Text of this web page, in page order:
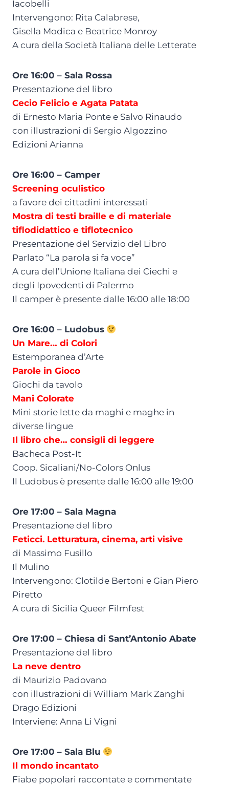
Iacobelli
Intervengono: Rita Calabrese,
Gisella Modica e Beatrice Monroy
A cura della Società Italiana delle Letterate
Ore 16:00 – Sala Rossa
Presentazione del libro
Cecio Felicio e Agata Patata
di Ernesto Maria Ponte e Salvo Rinaudo
con illustrazioni di Sergio Algozzino
Edizioni Arianna
Ore 16:00 – Camper
Screening oculistico
a favore dei cittadini interessati
Mostra di testi braille e di materiale
tiflodidattico e tiflotecnico
Presentazione del Servizio del Libro
Parlato “La parola si fa voce”
A cura dell’Unione Italiana dei Ciechi e
degli Ipovedenti di Palermo
Il camper è presente dalle 16:00 alle 18:00
Ore 16:00 – Ludobus
Un Mare… di Colori
Estemporanea d’Arte
Parole in Gioco
Giochi da tavolo
Mani Colorate
Mini storie lette da maghi e maghe in
diverse lingue
Il libro che… consigli di leggere
Bacheca Post-It
Coop. Sicaliani/No-Colors Onlus
Il Ludobus è presente dalle 16:00 alle 19:00
Ore 17:00 – Sala Magna
Presentazione del libro
Feticci. Letturatura, cinema, arti visive
di Massimo Fusillo
Il Mulino
Intervengono: Clotilde Bertoni e Gian Piero
Piretto
A cura di Sicilia Queer Filmfest
Ore 17:00 – Chiesa di Sant’Antonio Abate
Presentazione del libro
La neve dentro
di Maurizio Padovano
con illustrazioni di William Mark Zanghi
Drago Edizioni
Interviene: Anna Li Vigni
Ore 17:00 – Sala Blu
Il mondo incantato
Fiabe popolari raccontate e commentate